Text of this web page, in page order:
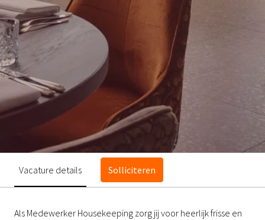
Vacature details Solliciteren
Als Medewerker Housekeeping zorg jij voor heerlijk frisse en